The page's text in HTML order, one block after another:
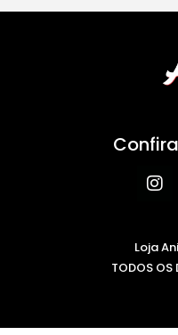
Loja
TODOS OS